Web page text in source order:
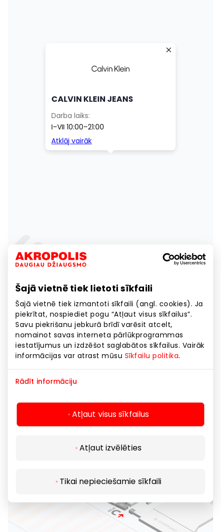
Šajā vietnē tiek lietoti sīkfaili
Šajā vietnē tiek izmantoti sīkfaili (angl. cookies). Ja
piekrītat, nospiediet pogu “Atļaut visus sīkfailus”.
Savu piekrišanu jebkurā brīdī varēsit atcelt,
nomainot savas interneta pārlūkprogrammas
iestatījumus un izdzēšot saglabātos sīkfailus. Vairāk
informācijas var atrast mūsu Sīkfailu politika.
Rādīt informāciju
Atļaut visus sīkfailus
Atļaut izvēlēties
Tikai nepieciešamie sīkfaili